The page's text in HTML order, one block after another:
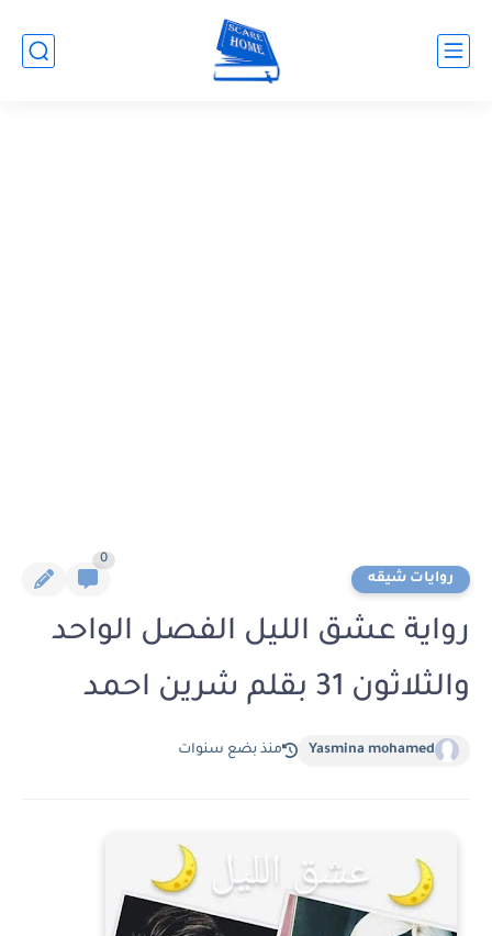
روايات شيقه
0
رواية عشق الليل الفصل الواحد
والثلاثون 31 بقلم شرين احمد
Yasmina mohamed منذ بضع سنوات